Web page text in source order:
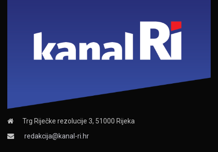
Trg Riječke rezolucije 3, 51000 Rijeka
redakcija@kanal-ri.hr